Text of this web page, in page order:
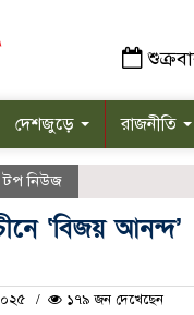
দেশজুড়ে রাজনীতি
,টপ নিউজ
চীনে ‘বিজয় আনন্দ’
১৭৯ জন দেখেছেন